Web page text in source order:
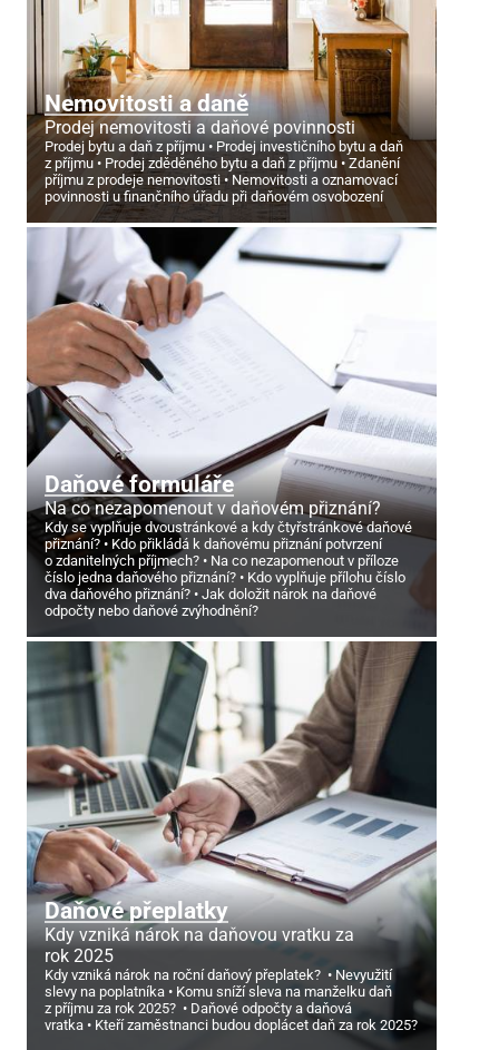
Nemovitosti a daně
Prodej nemovitosti a daňové povinnosti
Prodej bytu a daň z příjmu
Prodej investičního bytu a daň
z příjmu
Prodej zděděného bytu a daň z příjmu
Zdanění
příjmu z prodeje nemovitosti
Nemovitosti a oznamovací
povinnosti u finančního úřadu při daňovém osvobození
Daňové formuláře
Na co nezapomenout v daňovém přiznání?
Kdy se vyplňuje dvoustránkové a kdy čtyřstránkové daňové
přiznání?
Kdo přikládá k daňovému přiznání potvrzení
o zdanitelných příjmech?
Na co nezapomenout v příloze
číslo jedna daňového přiznání?
Kdo vyplňuje přílohu číslo
dva daňového přiznání?
Jak doložit nárok na daňové
odpočty nebo daňové zvýhodnění?
Daňové přeplatky
Kdy vzniká nárok na daňovou vratku za
rok 2025
Kdy vzniká nárok na roční daňový přeplatek?
Nevyužití
slevy na poplatníka
Komu sníží sleva na manželku daň
z příjmu za rok 2025?
Daňové odpočty a daňová
vratka
Kteří zaměstnanci budou doplácet daň za rok 2025?